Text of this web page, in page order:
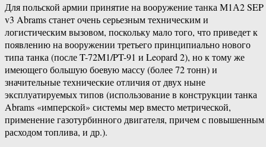
Для польской армии принятие на вооружение танка М1А2 SEP
v3 Abrams станет очень серьезным техническим и
логистическим вызовом, поскольку мало того, что приведет к
появлению на вооружении третьего принципиально нового
типа танка (после T-72M1/PT-91 и Leopard 2), но к тому же
имеющего большую боевую массу (более 72 тонн) и
значительные технические отличия от двух ныне
эксплуатируемых типов (использование в конструкции танка
Abrams «имперской» системы мер вместо метрической,
применение газотурбинного двигателя, причем с повышенным
расходом топлива, и др.).